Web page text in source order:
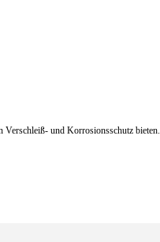
Verschleiß- und Korrosionsschutz bieten.